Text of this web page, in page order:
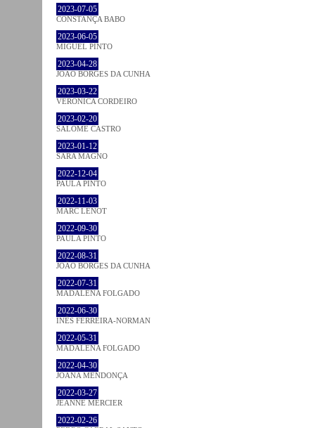
2023-07-05
CONSTANÇA BABO
2023-06-05
MIGUEL PINTO
2023-04-28
JOÃO BORGES DA CUNHA
2023-03-22
VERONICA CORDEIRO
2023-02-20
SALOMÉ CASTRO
2023-01-12
SARA MAGNO
2022-12-04
PAULA PINTO
2022-11-03
MARC LENOT
2022-09-30
PAULA PINTO
2022-08-31
JOÃO BORGES DA CUNHA
2022-07-31
MADALENA FOLGADO
2022-06-30
INÊS FERREIRA-NORMAN
2022-05-31
MADALENA FOLGADO
2022-04-30
JOANA MENDONÇA
2022-03-27
JEANNE MERCIER
2022-02-26